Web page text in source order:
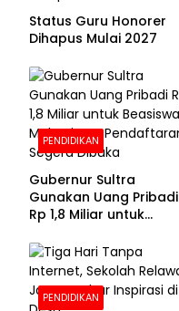
Status Guru Honorer
Dihapus Mulai 2027
PENDIDIKAN
Gubernur Sultra
Gunakan Uang Pribadi
Rp 1,8 Miliar untuk
Pendaftaran Segera
Dibuka
PENDIDIKAN